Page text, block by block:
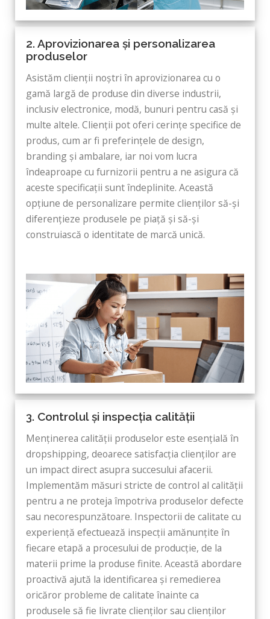
2. Aprovizionarea și personalizarea
produselor
Asistăm clienții noștri în aprovizionarea cu o
gamă largă de produse din diverse industrii,
inclusiv electronice, modă, bunuri pentru casă și
multe altele. Clienții pot oferi cerințe specifice de
produs, cum ar fi preferințele de design,
branding și ambalare, iar noi vom lucra
îndeaproape cu furnizorii pentru a ne asigura că
aceste specificații sunt îndeplinite. Această
opțiune de personalizare permite clienților să-și
diferențieze produsele pe piață și să-și
construiască o identitate de marcă unică.
3. Controlul și inspecția calității
Menținerea calității produselor este esențială în
dropshipping, deoarece satisfacția clienților are
un impact direct asupra succesului afacerii.
Implementăm măsuri stricte de control al calității
pentru a ne proteja împotriva produselor defecte
sau necorespunzătoare. Inspectorii de calitate cu
experiență efectuează inspecții amănunțite în
fiecare etapă a procesului de producție, de la
materii prime la produse finite. Această abordare
proactivă ajută la identificarea și remedierea
oricăror probleme de calitate înainte ca
produsele să fie livrate clienților sau clienților